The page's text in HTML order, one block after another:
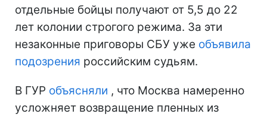
отдельные бойцы получают от 5,5 до 22
лет колонии строгого режима. За эти
незаконные приговоры СБУ уже объявила
подозрения российским судьям.
В ГУР объясняли , что Москва намеренно
усложняет возвращение пленных из